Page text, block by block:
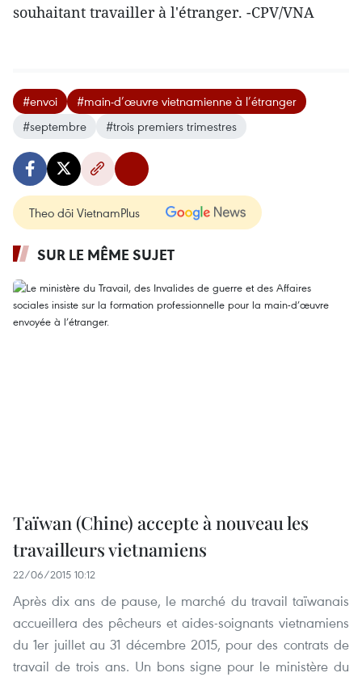
souhaitant travailler à l'étranger. -CPV/VNA
#envoi
#main-d’œuvre vietnamienne à l’étranger
#septembre
#trois premiers trimestres
Theo dõi VietnamPlus
SUR LE MÊME SUJET
Taïwan (Chine) accepte à nouveau les
travailleurs vietnamiens
22/06/2015 10:12
Après dix ans de pause, le marché du travail taïwanais
accueillera des pêcheurs et aides-soignants vietnamiens
du 1er juillet au 31 décembre 2015, pour des contrats de
travail de trois ans. Un bons signe pour le ministère du